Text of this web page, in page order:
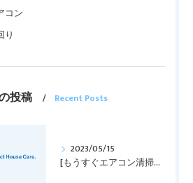
コン
り
投稿 Recent Posts
2023/05/15
[もうすぐエアコン清掃の時期！！]